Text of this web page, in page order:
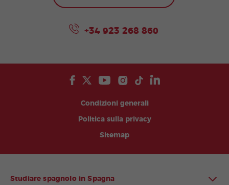
+34 923 268 860
Condizioni generali
Politica sulla privacy
Sitemap
Studiare spagnolo in Spagna